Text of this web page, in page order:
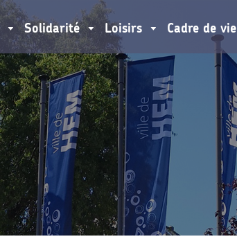
Solidarité Loisirs Cadre de vie